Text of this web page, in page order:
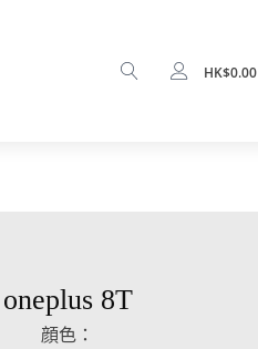
HK$0.00
oneplus 8T
顔色：